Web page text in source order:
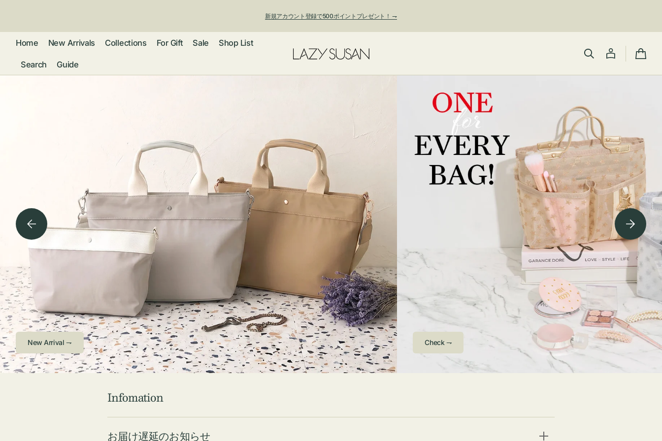
新規アカウント登録で500ポイントプレゼント！ ⇁
夏季休業および発送停止について
Home New Arrivals Collections
ブレスレット・
バングル
ブローチ
ショルダーバッ
スマートフォン
ポシェット
ハンドバッグ
ボストンバッグ
エコバッグ・サ
ブバッグ
ファッション
バッグチャー
ム・キーホルダ
ー
ウエア
扇子・ファン
ストール・ハッ
ト・グローブ
メガネ・サング
ラス・ルーペ
傘
ハンカチ・ソッ
クス
ウォレット・革
ポーチ ・ メガ
ネケース・マル
チケース他
コスメ
ジュエリーボッ
クス ・ケース
インテリア
For Gift Sale Shop List
Search Guide
カ
Check ⇁
Infomation
お届け遅延のお知らせ